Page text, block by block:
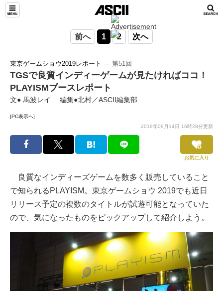
前へ 1 2 次へ
東京ゲームショウ2019レポート ― 第51回
TGSで良質インディーゲームが見たければココ！
PLAYISMブースレポート
文● 馬波レイ 編集●北村／ASCII編集部
[PC表示へ]
2019年09月14日 16時28分更新
お気に入り
良質なインディーズゲームを数多く販売していること
で知られるPLAYISM。東京ゲームショウ 2019でも近日
リリース予定の複数のタイトルが試遊可能となっていた
ので、気になったものをピックアップして紹介しよう。